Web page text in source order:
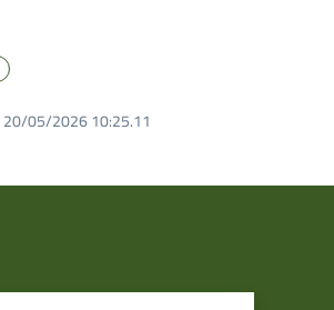
20/05/2026 10:25.11